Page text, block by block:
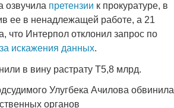
озвучила претензии к прокуратуре, в
ее в ненадлежащей работе, а 21
что Интерпол отклонил запрос по
искажения данных.
в вину растрату Т5,8 млрд.
Улугбека Ачилова обвинила
органов